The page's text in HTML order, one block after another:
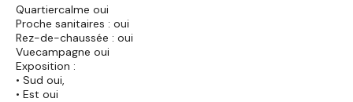
Quartiercalme oui
Proche sanitaires : oui
Rez-de-chaussée : oui
Vuecampagne oui
Exposition :
• Sud oui,
• Est oui